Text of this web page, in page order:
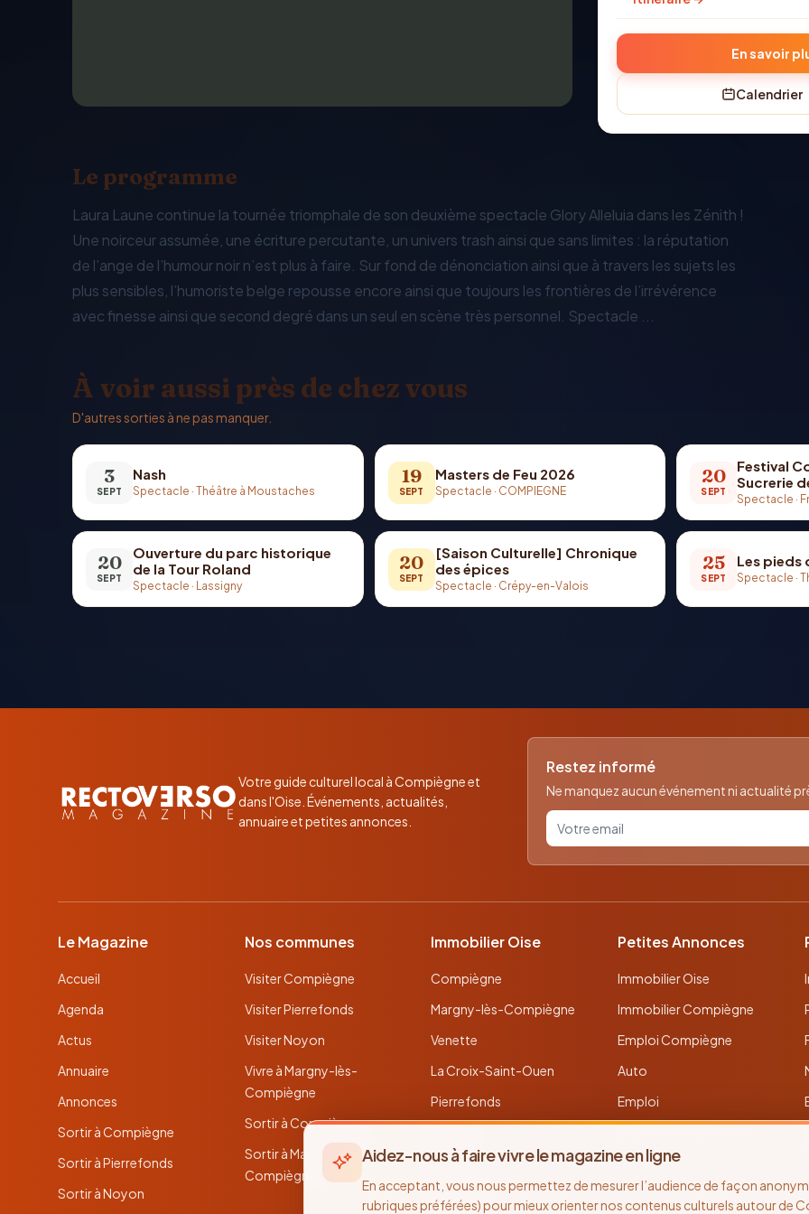
En savoir
Calendrier
Le programme
Laura Laune continue la tournée triomphale de son deuxième spectacle Glory Alleluia dans les Zénith !
Une noirceur assumée, une écriture percutante, un univers trash ainsi que sans limites : la réputation
de l’ange de l’humour noir n’est plus à faire. Sur fond de dénonciation ainsi que à travers les sujets les
plus sensibles, l’humoriste belge repousse encore ainsi que toujours les frontières de l’irrévérence
avec finesse ainsi que second degré dans un seul en scène très personnel. Spectacle ...
À voir aussi près de chez vous
D'autres sorties à ne pas manquer.
3
SEPT
Nash
Spectacle · Théâtre à Moustaches
19
SEPT
Masters de Feu 2026
Spectacle · COMPIEGNE
20
SEPT
Festival
Sucrerie
Spectacle ·
20
SEPT
Ouverture du parc historique
de la Tour Roland
Spectacle · Lassigny
20
SEPT
[Saison Culturelle] Chronique
des épices
Spectacle · Crépy-en-Valois
25
SEPT
Les pieds
Spectacle ·
Votre guide culturel local à Compiègne et
dans l'Oise. Événements, actualités,
annuaire et petites annonces.
Restez informé
Ne manquez aucun événement ni actualité
Votre email pour la newsletter
Le Magazine
Accueil
Agenda
Actus
Annuaire
Annonces
Sortir à Compiègne
Sortir à Pierrefonds
Sortir à Noyon
Nos communes
Visiter Compiègne
Visiter Pierrefonds
Visiter Noyon
Vivre à Margny-lès-
Compiègne
Sortir à Compiègne
Sortir à Margny-lès-
Compiègne
Immobilier Oise
Compiègne
Margny-lès-Compiègne
Venette
La Croix-Saint-Ouen
Pierrefonds
Noyon
Thourotte
Petites Annonces
Immobilier Oise
Immobilier Compiègne
Emploi Compiègne
Auto
Emploi
Toutes les annonces
Aidez-nous à faire vivre le magazine en ligne
En acceptant, vous nous permettez de mesurer l’audience de façon
rubriques préférées) pour mieux orienter nos contenus culturels autour de